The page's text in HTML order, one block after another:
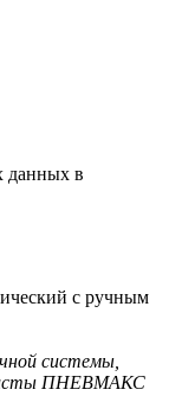
данных в
с ручным
системы,
ПНЕВМАКС